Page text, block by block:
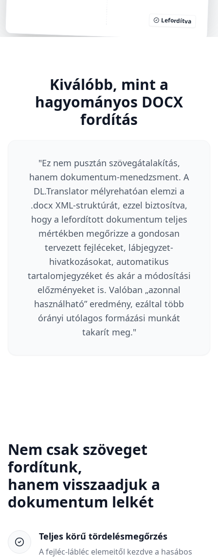
Lefordítva
Kiválóbb, mint a
hagyományos DOCX
fordítás
"Ez nem pusztán szövegátalakítás,
hanem dokumentum-menedzsment. A
DL.Translator mélyrehatóan elemzi a
.docx XML-struktúrát, ezzel biztosítva,
hogy a lefordított dokumentum teljes
mértékben megőrizze a gondosan
tervezett fejléceket, lábjegyzet-
hivatkozásokat, automatikus
tartalomjegyzéket és akár a módosítási
előzményeket is. Valóban „azonnal
használható” eredmény, ezáltal több
órányi utólagos formázási munkát
takarít meg."
Nem csak szöveget
fordítunk,
hanem visszaadjuk a
dokumentum lelkét
Teljes körű tördelésmegőrzés
A fejléc-lábléc elemeitől kezdve a hasábos